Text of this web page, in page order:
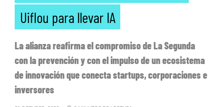
Uiflou para llevar IA
La alianza reafirma el compromiso de La Segunda
con la prevención y con el impulso de un ecosistema
de innovación que conecta startups, corporaciones e
inversores